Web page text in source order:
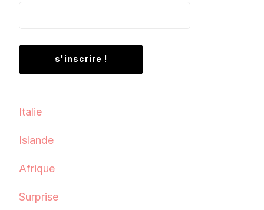
Italie
Islande
Afrique
Surprise